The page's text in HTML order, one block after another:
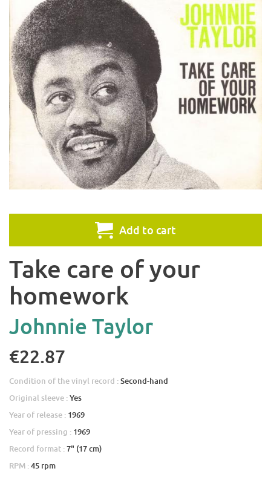
Add to cart
Take care of your
homework
Johnnie Taylor
€22.87
Condition of the vinyl record :Second-hand
Original sleeve :Yes
Year of release : 1969
Year of pressing : 1969
Record format :7" (17 cm)
RPM :45 rpm